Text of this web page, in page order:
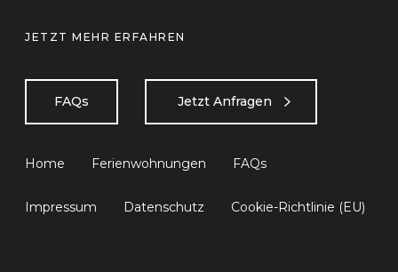
JETZT MEHR ERFAHREN
FAQs Jetzt Anfragen
Home Ferienwohnungen FAQs
Impressum Datenschutz Cookie-Richtlinie (EU)